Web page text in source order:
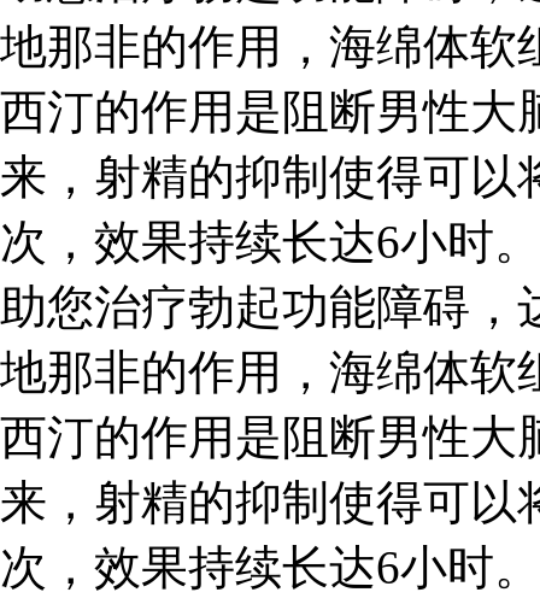
地那非的作用，海绵体软
西汀的作用是阻断男性大
来，射精的抑制使得可以
次，效果持续长达6小时
助您治疗勃起功能障碍
地那非的作用，海绵体软
西汀的作用是阻断男性大
来，射精的抑制使得可以
次，效果持续长达6小时